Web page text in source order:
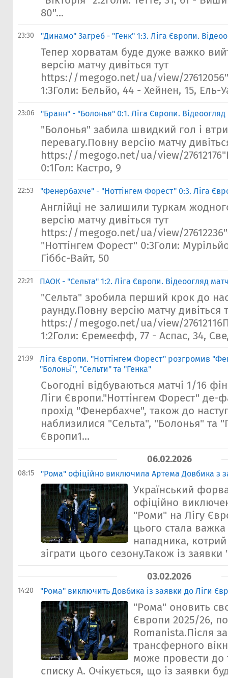
80"...
23:30 "Динамо" Загреб - "Генк" 1:3. Ліга Європи.
Тепер хорватам буде дуже важко
версію матчу дивіться тут
https://megogo.net/ua/view/
1:3Голи: Бельйо, 44 - Хейнен, 15, Ель-
23:06 "Бранн" - "Болонья" 0:1. Ліга Європи. Відеоогляд
"Болонья" забила швидкий гол і
перевагу.Повну версію матчу
https://megogo.net/ua/view/
0:1Гол: Кастро, 9
22:53 "Фенербахче" - "Ноттінгем Форест" 0:3. Ліга
Англійці не залишили туркам
версію матчу дивіться тут
https://megogo.net/ua/view/
"Ноттінгем Форест" 0:3Голи:
Гіббс-Вайт, 50
22:21 ПАОК - "Сельта" 1:2. Ліга Європи. Відеоогляд
"Сельта" зробила перший крок до
раунду.Повну версію матчу дивіться
https://megogo.net/ua/view/
1:2Голи: Єремеєфф, 77 - Аспас, 34,
21:39
Ліга Європи. "Ноттінгем Форест" розгромив
"Болоньї", "Сельти" та "Генка"
Сьогодні відбуваються матчі 1/16
Ліги Європи."Ноттінгем Форест" де-
прохід "Фенербахче", також до
наблизилися "Сельта", "Болонья" та
Європи1...
06.02.2026
08:15 "Рома" офіційно виключила Артема Довбика з
Український
офіційно
"Роми" на Лігу
цього стала
нападника,
зіграти цього сезону.Також із
03.02.2026
14:20 "Рома" виключить Довбика із заявки до Ліги
"Рома" оновить
Європи 2025/26,
Romanista.Після
трансферного
може провести до
списку А. Очікується, що із заявки